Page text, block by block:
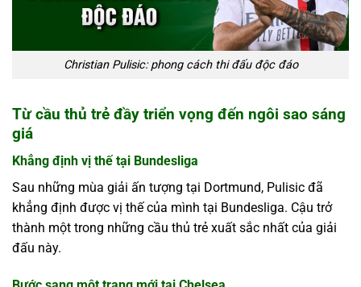
Christian Pulisic: phong cách thi đấu độc đáo
Từ cầu thủ trẻ đầy triển vọng đến ngôi sao sáng
giá
Khẳng định vị thế tại Bundesliga
Sau những mùa giải ấn tượng tại Dortmund, Pulisic đã
khẳng định được vị thế của mình tại Bundesliga. Cậu trở
thành một trong những cầu thủ trẻ xuất sắc nhất của giải
đấu này.